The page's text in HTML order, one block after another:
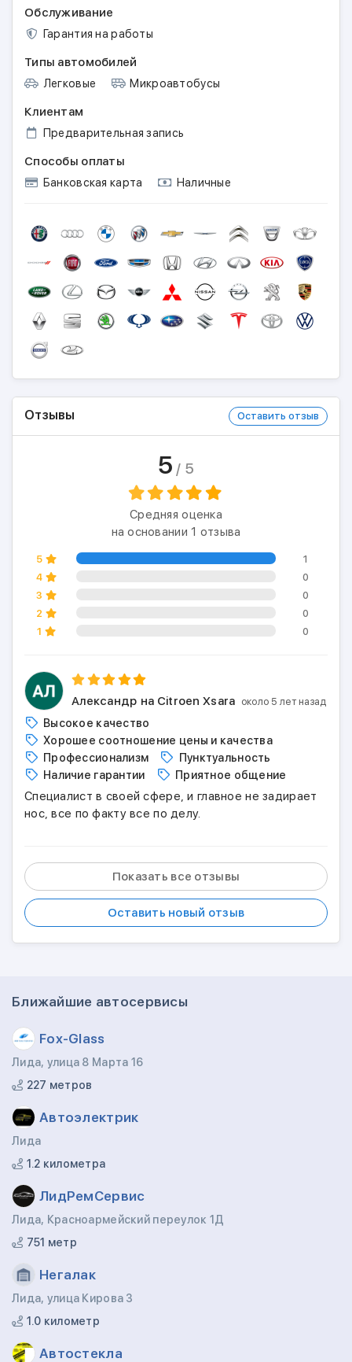
Обслуживание
Гарантия на работы
Типы автомобилей
Легковые Микроавтобусы
Клиентам
Предварительная запись
Способы оплаты
Банковская карта Наличные
Отзывы Оставить отзыв
5 / 5
Средняя оценка
на основании 1 отзыва
5
1
4
0
3
0
2
0
1
0
Александр на Citroen Xsara около 5 лет назад
Высокое качество
Хорошее соотношение цены и качества
Профессионализм
Пунктуальность
Наличие гарантии
Приятное общение
Специалист в своей сфере, и главное не задирает
нос, все по факту все по делу.
Показать все отзывы
Оставить новый отзыв
Ближайшие автосервисы
Fox-Glass
Лида, улица 8 Марта 16
227 метров
Автоэлектрик
Лида
1.2 километра
ЛидРемСервис
Лида, Красноармейский переулок 1Д
751 метр
Негалак
Лида, улица Кирова 3
1.0 километр
Автостекла